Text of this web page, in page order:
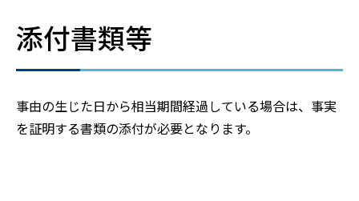
添付書類等
事由の生じた日から相当期間経過している場合は、事実
を証明する書類の添付が必要となります。